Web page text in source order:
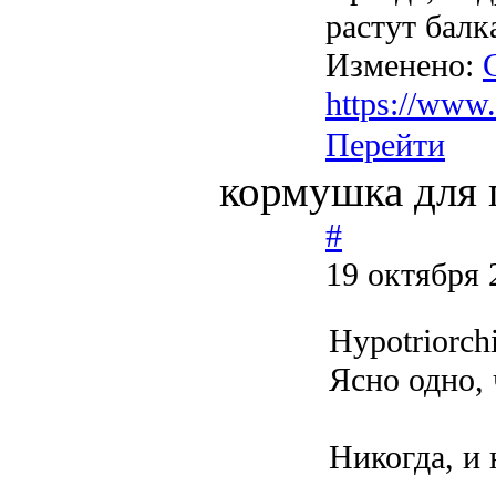
растут
Изменено:
https://
Перейти
кормушка для
#
19 октября
Ясно одно,
Никогда, и